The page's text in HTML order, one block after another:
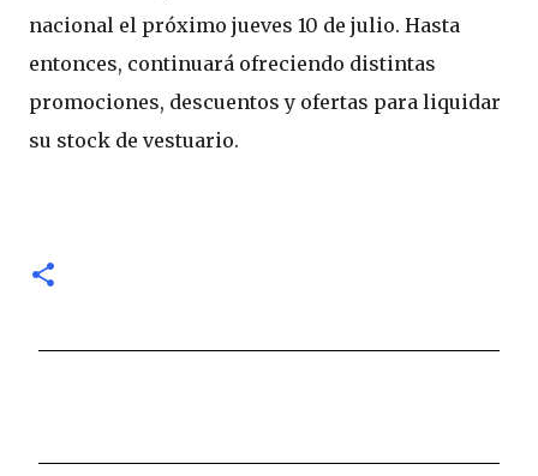
nacional el próximo jueves 10 de julio. Hasta
entonces, continuará ofreciendo distintas
promociones, descuentos y ofertas para liquidar
su stock de vestuario.